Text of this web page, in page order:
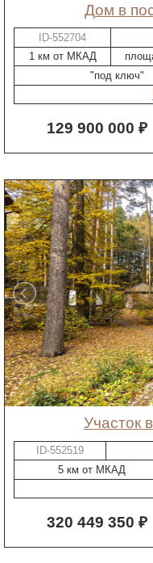
дом в
ID-552704
1 км от МКАД
"под ключ"
129 900 000 ₽
участок
ID-552519
5 км от МКАД
320 449 350 ₽